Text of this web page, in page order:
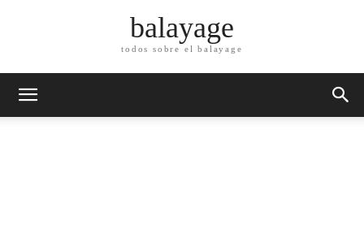
balayage
todos sobre el balayage